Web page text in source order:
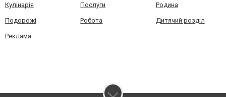
Кулінарія Послуги Родина
Подорожі Робота Дитячий розділ
Реклама